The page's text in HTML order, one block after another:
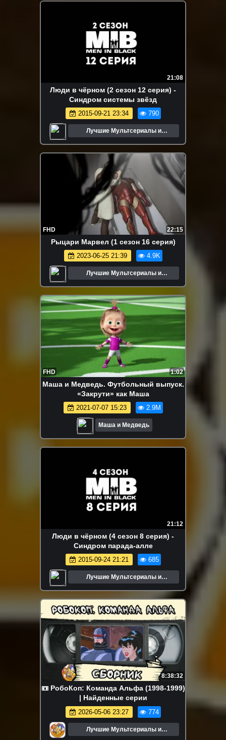
21:08
Люди в чёрном (2 сезон 12 серия) -
Синдром системы звёзд
2015-09-21 23:34 790
Лучшие Мультсериалы и
Мультфильмы
FHD 22:15
Рыцари Марвел (1 сезон 16 серия)
2023-06-25 21:39 4.9K
Лучшие Мультсериалы и
Мультфильмы
FHD 1:02
Маша и Медведь. Футбольный выпуск.
«Закрути» как Маша
2021-07-07 15:23 2.9M
Маша и Медведь
21:12
Люди в чёрном (4 сезон 8 серия) -
Синдром парада-алле
2015-09-24 21:21 685
Лучшие Мультсериалы и
8:38:32
📼 РобоКоп: Команда Альфа (1998-1999)
| Найденные серии
2026-05-06 23:27 774
Лучшие Мультсериалы и